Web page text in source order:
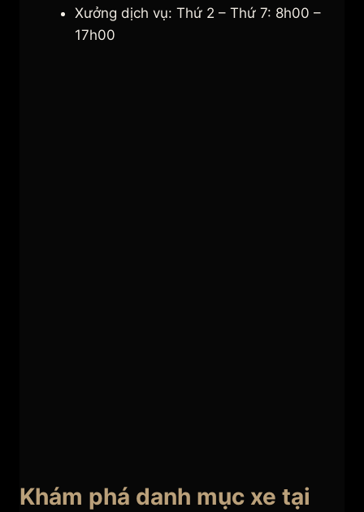
Xưởng dịch vụ: Thứ 2 – Thứ 7: 8h00 –
17h00
Khám phá danh mục xe tại